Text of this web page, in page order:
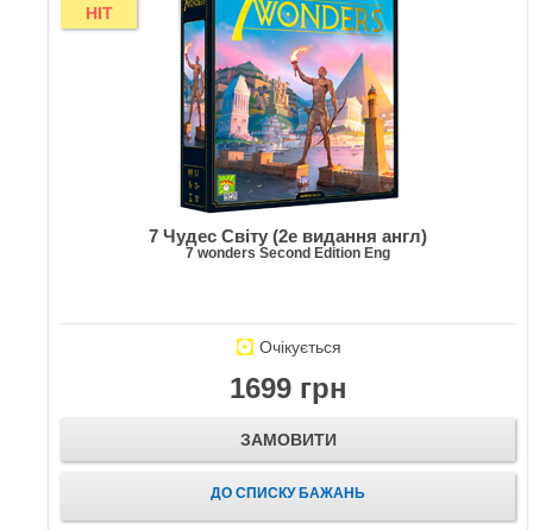
HIT
7 Чудес Світу (2е видання англ)
7 wonders Second Edition Eng
Очікується
1699 грн
ЗАМОВИТИ
ДО СПИСКУ БАЖАНЬ